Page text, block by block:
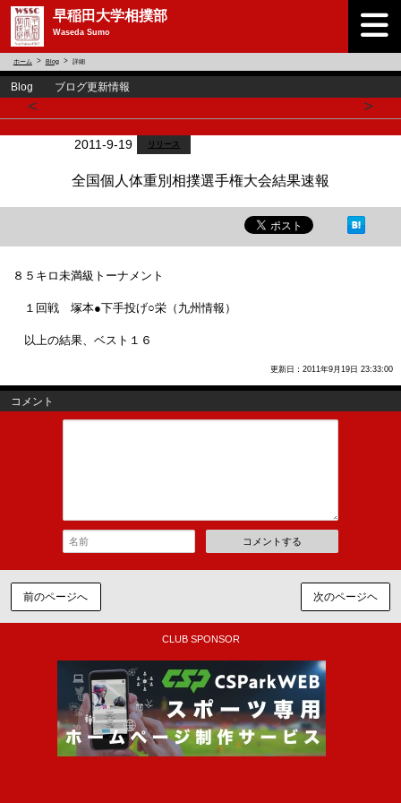
早稲田大学相撲部
Waseda Sumo
ホーム Blog 詳細
Blog ブログ更新情報
< >
2011-9-19 リリース
全国個人体重別相撲選手権大会結果速報
８５キロ未満級トーナメント
１回戦 塚本●下手投げ○栄（九州情報）
以上の結果、ベスト１６
更新日：2011年9月19日 23:33:00
コメント
コメントする
前のページへ 次のページヘ
CLUB SPONSOR